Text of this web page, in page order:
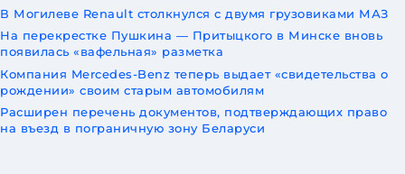
В Могилеве Renault столкнулся с двумя грузовиками МАЗ
На перекрестке Пушкина — Притыцкого в Минске вновь
появилась «вафельная» разметка
Компания Mercedes-Benz теперь выдает «свидетельства о
рождении» своим старым автомобилям
Расширен перечень документов, подтверждающих право
на въезд в пограничную зону Беларуси